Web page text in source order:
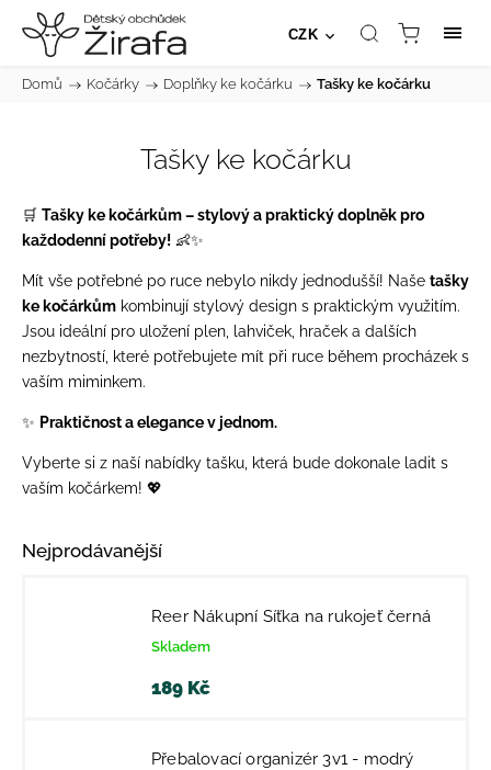
CZK
Domů / Kočárky / Doplňky ke kočárku / Tašky ke kočárku
Tašky ke kočárku
🛒 Tašky ke kočárkům – stylový a praktický doplněk pro
každodenní potřeby! 👶✨
Mít vše potřebné po ruce nebylo nikdy jednodušší! Naše tašky
ke kočárkům kombinují stylový design s praktickým využitím.
Jsou ideální pro uložení plen, lahviček, hraček a dalších
nezbytností, které potřebujete mít při ruce během procházek s
vaším miminkem.
✨ Praktičnost a elegance v jednom.
Vyberte si z naší nabídky tašku, která bude dokonale ladit s
vaším kočárkem! 💖
Nejprodávanější
Reer Nákupní Síťka na rukojeť černá
Skladem
189 Kč
Přebalovací organizér 3v1 - modrý